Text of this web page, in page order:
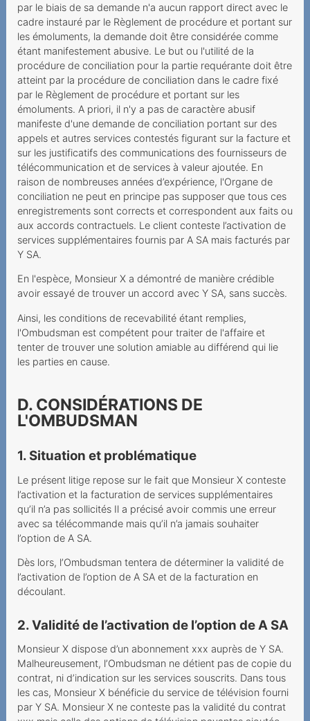
par le biais de sa demande n'a aucun rapport direct avec le
cadre instauré par le Règlement de procédure et portant sur
les émoluments, la demande doit être considérée comme
étant manifestement abusive. Le but ou l'utilité de la
procédure de conciliation pour la partie requérante doit être
atteint par la procédure de conciliation dans le cadre fixé
par le Règlement de procédure et portant sur les
émoluments. A priori, il n'y a pas de caractère abusif
manifeste d'une demande de conciliation portant sur des
appels et autres services contestés figurant sur la facture et
sur les justificatifs des communications des fournisseurs de
télécommunication et de services à valeur ajoutée. En
raison de nombreuses années d’expérience, l'Organe de
conciliation ne peut en principe pas supposer que tous ces
enregistrements sont corrects et correspondent aux faits ou
aux accords contractuels. Le client conteste l’activation de
services supplémentaires fournis par A SA mais facturés par
Y SA.
En l'espèce, Monsieur X a démontré de manière crédible
avoir essayé de trouver un accord avec Y SA, sans succès.
Ainsi, les conditions de recevabilité étant remplies,
l'Ombudsman est compétent pour traiter de l'affaire et
tenter de trouver une solution amiable au différend qui lie
les parties en cause.
D. CONSIDÉRATIONS DE
L'OMBUDSMAN
1. Situation et problématique
Le présent litige repose sur le fait que Monsieur X conteste
l’activation et la facturation de services supplémentaires
qu’il n’a pas sollicités Il a précisé avoir commis une erreur
avec sa télécommande mais qu’il n’a jamais souhaiter
l’option de A SA.
Dès lors, l’Ombudsman tentera de déterminer la validité de
l’activation de l’option de A SA et de la facturation en
découlant.
2. Validité de l’activation de l’option de A SA
Monsieur X dispose d’un abonnement xxx auprès de Y SA.
Malheureusement, l’Ombudsman ne détient pas de copie du
contrat, ni d’indication sur les services souscrits. Dans tous
les cas, Monsieur X bénéficie du service de télévision fourni
par Y SA. Monsieur X ne conteste pas la validité du contrat
Ein Anruf genügt, um eine
Sperrung zu verhindern
Preiserhöhung während der
Mindestvertragsdauer
Festnetz auf einmal
kostenpflichtig
2022
Zur Drosselung der
Datengeschwindigkeit im
Ausland
Doch kein „unlimitiertes
Internet“
limitato
Unlauteres und
irreführendes Vorgehen
Confusion totale menant la
Herausgabe von
Verbindungsnachweisen
Mieux vaut pas deux fois
qu'une
complexes et inflexibles
Kostspielige
Unerwünschte
Mehrwertdienst-SMS
Promotion mit Tücke
Kabelanschlussgebühren
doppelt bezahlt?